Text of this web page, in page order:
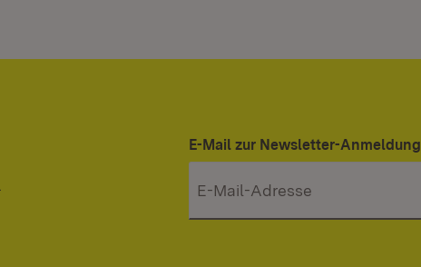
E-Mail zur Newsletter-Anmeldung